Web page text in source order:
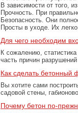
В зависимости от того,
Прочность. При
Безопасность. Они
Просты в уходе. Их
Для чего необходим
К сожалению,
часть причин
Как сделать бетонный
Вы хотите сами
садовой стены,
Почему бетон по-